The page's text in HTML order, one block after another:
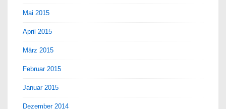
Mai 2015
April 2015
März 2015
Februar 2015
Januar 2015
Dezember 2014